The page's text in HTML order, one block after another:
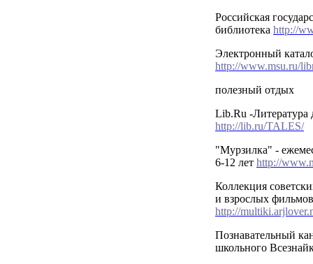
Российская
библиотека http://
Электронный
http://www.msu.ru/
полезный отдых
Lib.Ru -Литература
http://lib.ru/TALES/
"Мурзилка" -
6-12 лет http://
Коллекция
и взрослых
http://
Познавательный
школьного